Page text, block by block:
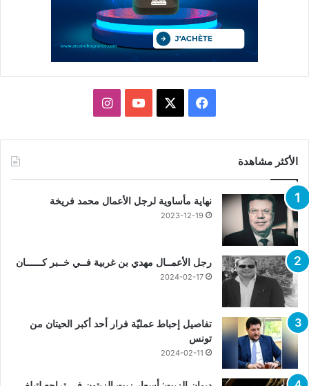
فيسبوك يوتيوبانستقرام
الأكثر مشاهدة
نهاية مأساوية لرجل الأعمال محمد فريخة
2023-12-19
رجل الأعمــال مهدي بن غربية فــي خــبر كــــــان
2024-02-17
تفاصيل إحباط عمليّة فرار أحد أكبر الحيتان من
تونس
2024-02-11